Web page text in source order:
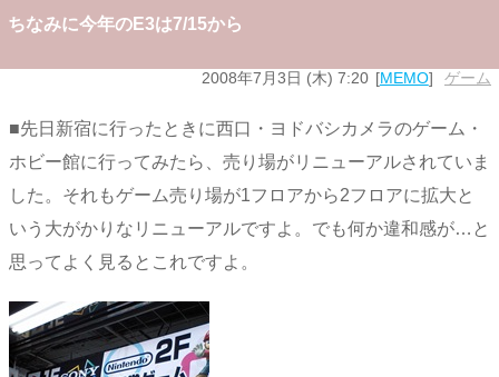
ちなみに今年のE3は7/15から
2008年7月3日 (木) 7:20 MEMO ゲーム
■先日新宿に行ったときに西口・ヨドバシカメラのゲーム・
ホビー館に行ってみたら、売り場がリニューアルされていま
した。それもゲーム売り場が1フロアから2フロアに拡大と
いう大がかりなリニューアルですよ。でも何か違和感が…と
思ってよく見るとこれですよ。